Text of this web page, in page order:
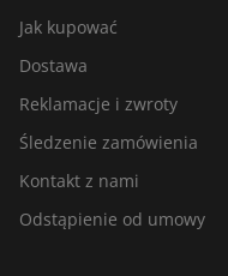
Jak kupować
Dostawa
Reklamacje i zwroty
Śledzenie zamówienia
Kontakt z nami
Odstąpienie od umowy